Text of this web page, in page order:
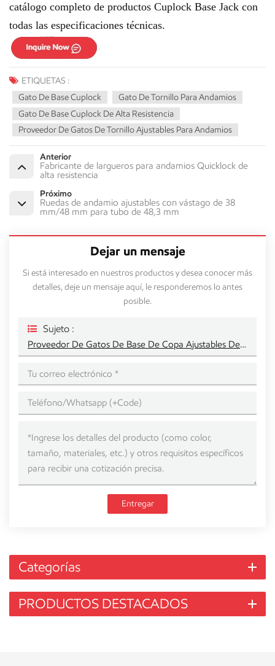
catálogo completo de productos Cuplock Base Jack con
todas las especificaciones técnicas.
ETIQUETAS :
Gato De Base Cuplock
Gato De Tornillo Para Andamios
Gato De Base Cuplock De Alta Resistencia
Proveedor De Gatos De Tornillo Ajustables Para Andamios
Anterior
Fabricante de largueros para andamios Quicklock de
alta resistencia
Próximo
Ruedas de andamio ajustables con vástago de 38
mm/48 mm para tubo de 48,3 mm
Dejar un mensaje
Si está interesado en nuestros productos y desea conocer más
detalles, deje un mensaje aquí, le responderemos lo antes
posible.
Sujeto :
Proveedor De Gatos De Base De Copa Ajustables De Alta Resistencia
Entregar
Categorías
PRODUCTOS DESTACADOS